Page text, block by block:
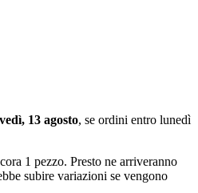
13 agosto, se ordini entro lunedì
1 pezzo. Presto ne arriveranno
subire variazioni se vengono